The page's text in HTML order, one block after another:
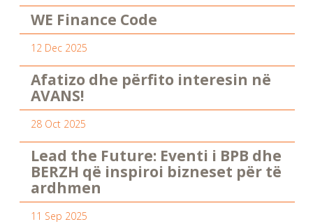
WE Finance Code
12 Dec 2025
Afatizo dhe përfito interesin në
AVANS!
28 Oct 2025
Lead the Future: Eventi i BPB dhe
BERZH që inspiroi bizneset për të
ardhmen
11 Sep 2025